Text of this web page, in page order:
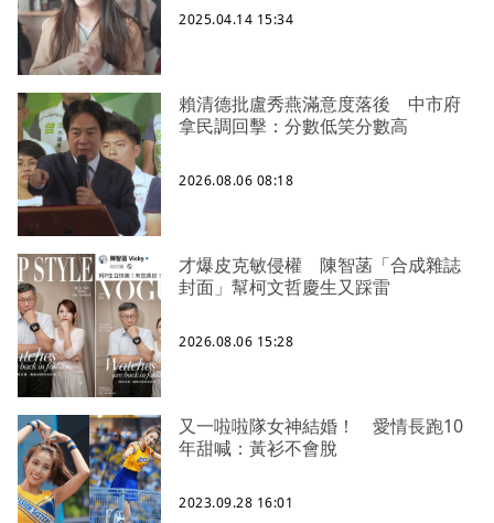
2025.04.14 15:34
賴清德批盧秀燕滿意度落後 中市府
拿民調回擊：分數低笑分數高
2026.08.06 08:18
才爆皮克敏侵權 陳智菡「合成雜誌
封面」幫柯文哲慶生又踩雷
2026.08.06 15:28
又一啦啦隊女神結婚！ 愛情長跑10
年甜喊：黃衫不會脫
2023.09.28 16:01